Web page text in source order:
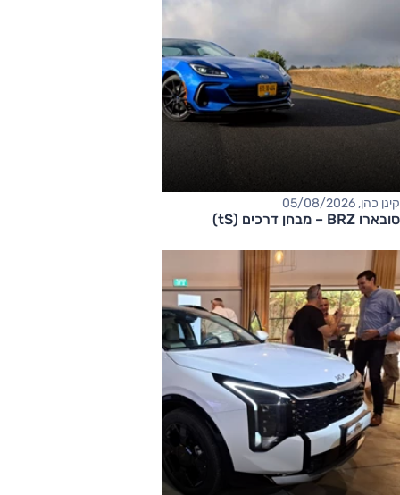
קינן כהן, 05/08/2026
סובארו BRZ – מבחן דרכים (tS)